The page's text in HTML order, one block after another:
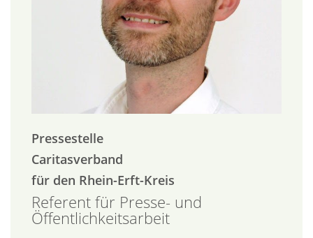
Pressestelle
Caritasverband
für den Rhein-Erft-Kreis
Referent für Presse- und
Öffentlichkeitsarbeit